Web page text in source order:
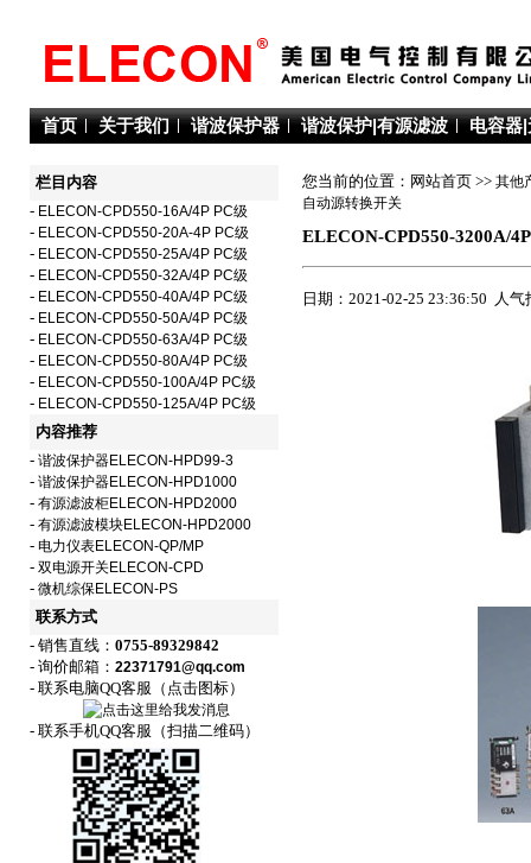
首页 关于我们 谐波保护器 谐波保护|有源滤波 电容器
栏目内容
- ELECON-CPD550-16A/4P PC级
- ELECON-CPD550-20A-4P PC级
- ELECON-CPD550-25A/4P PC级
- ELECON-CPD550-32A/4P PC级
- ELECON-CPD550-40A/4P PC级
- ELECON-CPD550-50A/4P PC级
- ELECON-CPD550-63A/4P PC级
- ELECON-CPD550-80A/4P PC级
- ELECON-CPD550-100A/4P PC级
- ELECON-CPD550-125A/4P PC级
内容推荐
- 谐波保护器ELECON-HPD99-3
- 谐波保护器ELECON-HPD1000
- 有源滤波柜ELECON-HPD2000
- 有源滤波模块ELECON-HPD2000
- 电力仪表ELECON-QP/MP
- 双电源开关ELECON-CPD
- 微机综保ELECON-PS
联系方式
- 销售直线： 0755-89329842
- 询价邮箱： 22371791@qq.com
- 联系电脑QQ客服（点击图标）
- 联系手机QQ客服（扫描二维码）
您当前的位置：网站首页 >> 其他
自动源转换开关
ELECON-CPD550-3200A/
日期：2021-02-25 23:36:50 人气